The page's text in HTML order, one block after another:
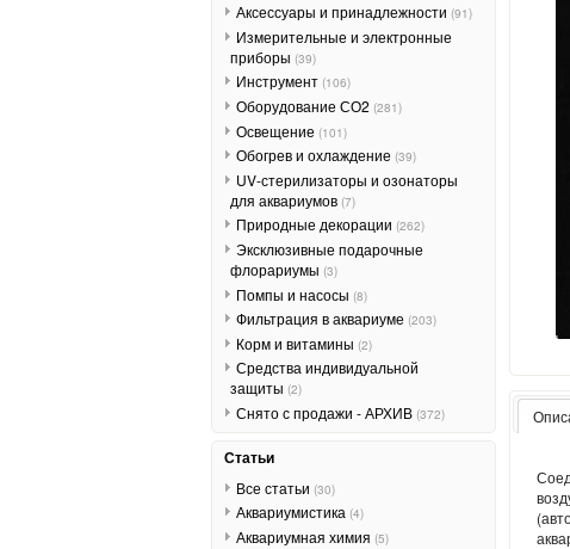
Аксессуары и принадлежности (91)
Измерительные и электронные
приборы (39)
Инструмент (106)
Оборудование СО2 (281)
Освещение (101)
Обогрев и охлаждение (39)
UV-стерилизаторы и озонаторы
для аквариумов (7)
Природные декорации (262)
Эксклюзивные подарочные
флорариумы (3)
Помпы и насосы (8)
Фильтрация в аквариуме (203)
Корм и витамины (2)
Средства индивидуальной
защиты (2)
Снято с продажи - АРХИВ (372)
Статьи
Все статьи (30)
Аквариумистика (4)
Аквариумная химия (5)